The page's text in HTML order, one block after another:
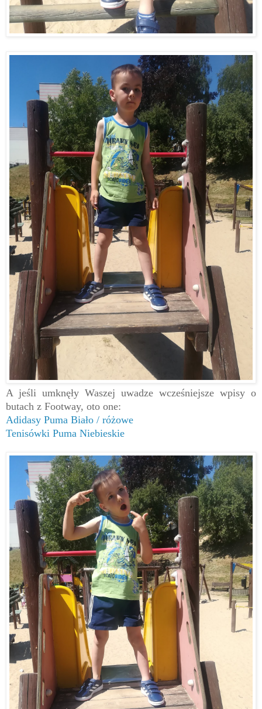
A jeśli umknęły Waszej uwadze wcześniejsze wpisy o
butach z Footway, oto one:
Adidasy Puma Biało / różowe
Tenisówki Puma Niebieskie